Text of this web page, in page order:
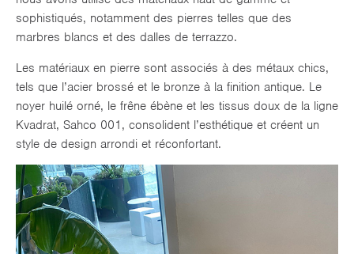
sophistiqués, notamment des pierres telles que des
marbres blancs et des dalles de terrazzo.
Les matériaux en pierre sont associés à des métaux chics,
tels que l’acier brossé et le bronze à la finition antique. Le
noyer huilé orné, le frêne ébène et les tissus doux de la ligne
Kvadrat, Sahco 001, consolident l’esthétique et créent un
style de design arrondi et réconfortant.